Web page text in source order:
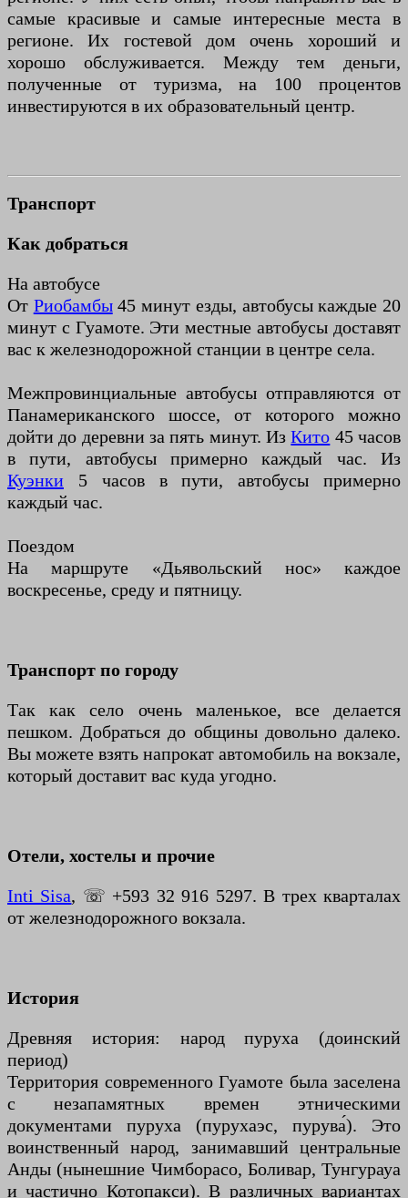
самые красивые и самые интересные места в
регионе. Их гостевой дом очень хороший и
хорошо обслуживается. Между тем деньги,
полученные от туризма, на 100 процентов
инвестируются в их образовательный центр.
Транспорт
Как добраться
На автобусе
От Риобамбы45 минут езды, автобусы каждые 20
минут с Гуамоте. Эти местные автобусы доставят
вас к железнодорожной станции в центре села.
Межпровинциальные автобусы отправляются от
Панамериканского шоссе, от которого можно
дойти до деревни за пять минут. ИзКито 45 часов
в пути, автобусы примерно каждый час. Из
Куэнки 5 часов в пути, автобусы примерно
каждый час.
Поездом
На маршруте «Дьявольский нос» каждое
воскресенье, среду и пятницу.
Транспорт по городу
Так как село очень маленькое, все делается
пешком. Добраться до общины довольно далеко.
Вы можете взять напрокат автомобиль на вокзале,
который доставит вас куда угодно.
Отели, хостелы и прочие
Inti Sisa, ☏ +593 32 916 5297. В трех кварталах
от железнодорожного вокзала.
История
Древняя история: народ пуруха (доинский
период)
Территория современного Гуамоте была заселена
с незапамятных времен этническими
документами пуруха (пурухаэс, пурува́). Это
воинственный народ, занимавший центральные
Анды (нынешние Чимборасо, Боливар, Тунгурауа
и частично Котопакси). В различных вариантах